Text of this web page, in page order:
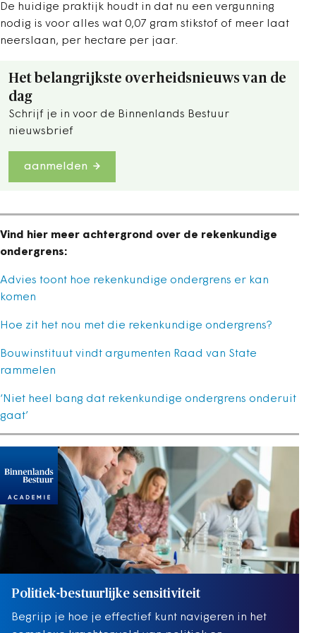
De huidige praktijk houdt in dat nu een vergunning
nodig is voor alles wat 0,07 gram stikstof of meer laat
neerslaan, per hectare per jaar.
Het belangrijkste overheidsnieuws van de
dag
Schrijf je in voor de Binnenlands Bestuur
nieuwsbrief
aanmelden
Vind hier meer achtergrond over de rekenkundige
ondergrens:
Advies toont hoe rekenkundige ondergrens er kan
komen
Hoe zit het nou met die rekenkundige ondergrens?
Bouwinstituut vindt argumenten Raad van State
rammelen
‘Niet heel bang dat rekenkundige ondergrens onderuit
gaat’
Politiek-bestuurlijke sensitiviteit
Begrijp je hoe je effectief kunt navigeren in het